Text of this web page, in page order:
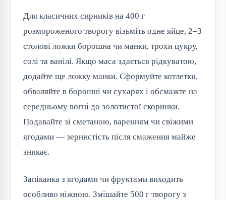
Для класичних сирників на 400 г
розмороженого творогу візьміть одне яйце, 2–3
столові ложки борошна чи манки, трохи цукру,
солі та ванілі. Якщо маса здається рідкуватою,
додайте ще ложку манки. Сформуйте котлетки,
обваляйте в борошні чи сухарях і обсмажте на
середньому вогні до золотистої скоринки.
Подавайте зі сметаною, варенням чи свіжими
ягодами — зернистість після смаження майже
зникає.
Запіканка з ягодами чи фруктами виходить
особливо ніжною. Змішайте 500 г творогу з